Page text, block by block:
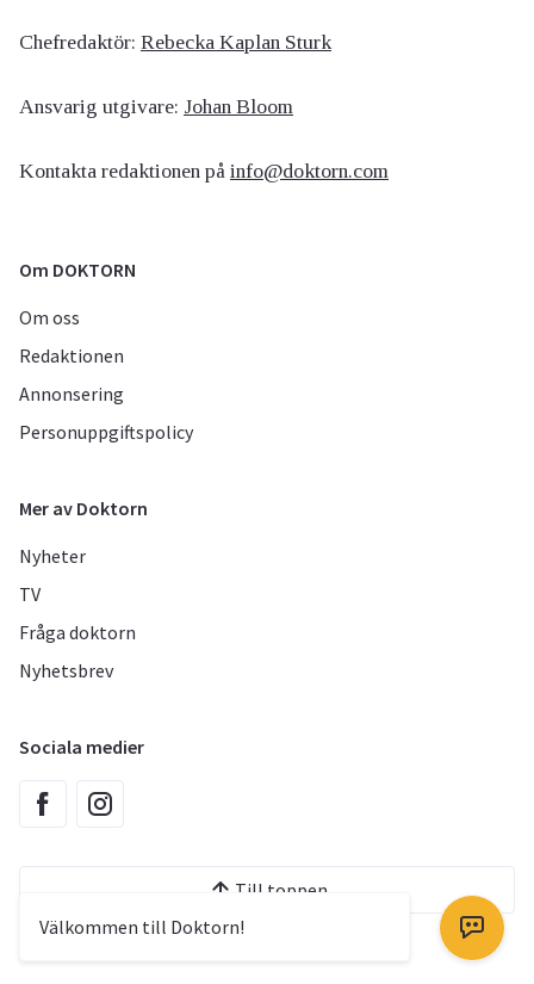
Välkommen till Doktorn!
Chefredaktör: Rebecka Kaplan Sturk
Ansvarig utgivare: Johan Bloom
Kontakta redaktionen på info@doktorn.com
Om DOKTORN
Om oss
Redaktionen
Annonsering
Personuppgiftspolicy
Mer av Doktorn
Nyheter
TV
Fråga doktorn
Nyhetsbrev
Sociala medier
Till toppen